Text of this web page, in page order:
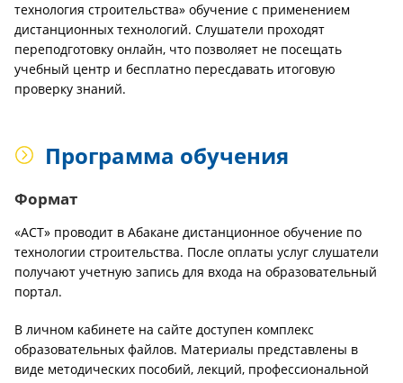
технология строительства» обучение с применением
дистанционных технологий. Слушатели проходят
переподготовку онлайн, что позволяет не посещать
учебный центр и бесплатно пересдавать итоговую
проверку знаний.
Программа обучения
Формат
«АСТ» проводит в Абакане дистанционное обучение по
технологии строительства. После оплаты услуг слушатели
получают учетную запись для входа на образовательный
портал.
В личном кабинете на сайте доступен комплекс
образовательных файлов. Материалы представлены в
виде методических пособий, лекций, профессиональной